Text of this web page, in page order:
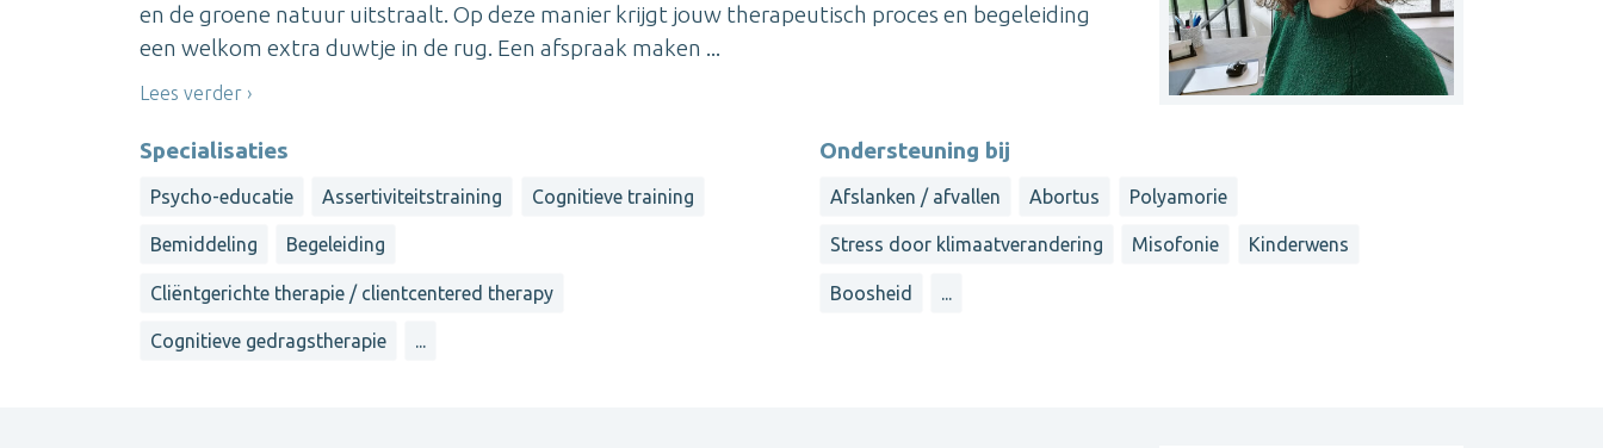
en de groene natuur uitstraalt. Op deze manier krijgt jouw therapeutisch proces en begeleiding
een welkom extra duwtje in de rug. Een afspraak maken ...
Lees verder
Specialisaties
Psycho-educatie Assertiviteitstraining Cognitieve training
Bemiddeling Begeleiding
Cliëntgerichte therapie / clientcentered therapy
Cognitieve gedragstherapie ...
Ondersteuning bij
Afslanken / afvallen Abortus Polyamorie
Stress door klimaatverandering Misofonie Kinderwens
Boosheid ...